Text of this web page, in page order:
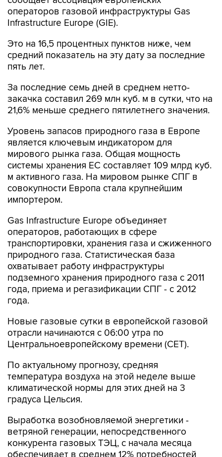
операторов газовой инфраструктуры Gas
Infrastructure Europe (GIE).
Это на 16,5 процентных пунктов ниже, чем
средний показатель на эту дату за последние
пять лет.
За последние семь дней в среднем нетто-
закачка составил 269 млн куб. м в сутки, что на
21,6% меньше среднего пятилетнего значения.
Уровень запасов природного газа в Европе
является ключевым индикатором для
мирового рынка газа. Общая мощность
системы хранения ЕС составляет 109 млрд куб.
м активного газа. На мировом рынке СПГ в
совокупности Европа стала крупнейшим
импортером.
Gas Infrastructure Europe объединяет
операторов, работающих в сфере
транспортировки, хранения газа и сжиженного
природного газа. Статистическая база
охватывает работу инфраструктуры
подземного хранения природного газа с 2011
года, приема и регазификации СПГ - с 2012
года.
Новые газовые сутки в европейской газовой
отрасли начинаются c 06:00 утра по
Центральноевропейскому времени (CET).
По актуальному прогнозу, средняя
температура воздуха на этой неделе выше
климатической нормы для этих дней на 3
градуса Цельсия.
Выработка возобновляемой энергетики -
ветряной генерации, непосредственного
конкурента газовых ТЭЦ, с начала месяца